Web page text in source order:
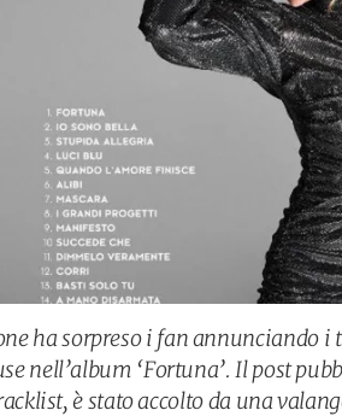
ha sorpreso i fan annunciando
nell’album ‘Fortuna’. Il post
è stato accolto da una